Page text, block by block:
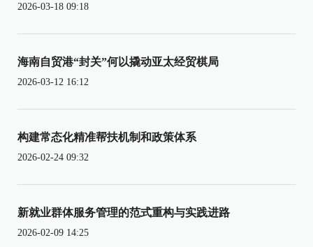
2026-03-18 09:18
海南自贸港“封关”何以撬动亚太经贸棋局
2026-03-12 16:12
构建常态化精准帮扶机制和政策体系
2026-02-24 09:32
新就业群体服务管理的范式重构与实践进路
2026-02-09 14:25